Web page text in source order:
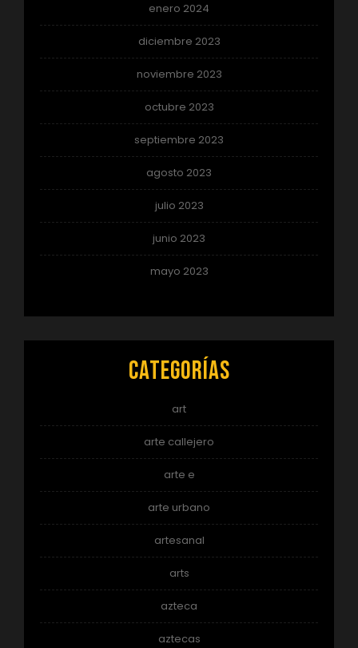
enero 2024
diciembre 2023
noviembre 2023
octubre 2023
septiembre 2023
agosto 2023
julio 2023
junio 2023
mayo 2023
Categorías
art
arte callejero
arte e
arte urbano
artesanal
arts
azteca
aztecas